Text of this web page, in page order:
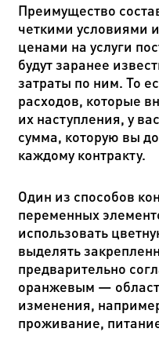
Преимущество
четкими условиями
ценами на услуги
будут заранее
затраты по ним. То
расходов, которые
их наступления, у
сумма, которую вы
каждому контракту.
Один из способов
переменных
использовать
выделять
предварительно
оранжевым —
изменения,
проживание,